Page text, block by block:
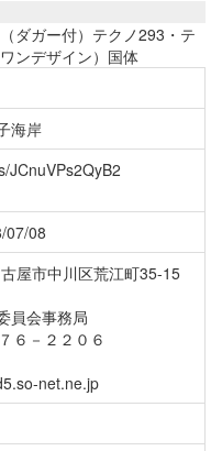
ダガー付） テクノ293・テ
ンデザイン） 国体
海岸
JCnuVPs2QyB2
07/08
屋市中川区荒江町35-15
員会事務局
６－２２０６
net.ne.jp